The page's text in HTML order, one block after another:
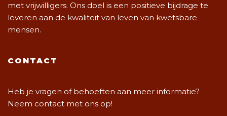
met vrijwilligers. Ons doel is een positieve bijdrage te
leveren aan de kwaliteit van leven van kwetsbare
mensen.
CONTACT
Heb je vragen of behoeften aan meer informatie?
Neem contact met ons op!